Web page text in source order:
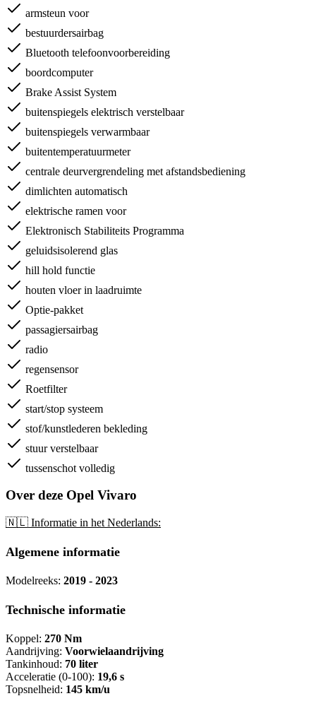
armsteun voor
bestuurdersairbag
Bluetooth telefoonvoorbereiding
boordcomputer
Brake Assist System
buitenspiegels elektrisch verstelbaar
buitenspiegels verwarmbaar
buitentemperatuurmeter
centrale deurvergrendeling met afstandsbediening
dimlichten automatisch
elektrische ramen voor
Elektronisch Stabiliteits Programma
geluidsisolerend glas
hill hold functie
houten vloer in laadruimte
Optie-pakket
passagiersairbag
radio
regensensor
Roetfilter
start/stop systeem
stof/kunstlederen bekleding
stuur verstelbaar
tussenschot volledig
Over deze Opel Vivaro
🇳🇱 Informatie in het Nederlands:
Algemene informatie
Modelreeks: 2019 - 2023
Technische informatie
Koppel: 270 Nm
Aandrijving: Voorwielaandrijving
Tankinhoud: 70 liter
Acceleratie (0-100): 19,6 s
Topsnelheid: 145 km/u